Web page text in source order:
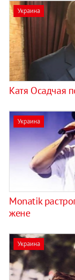
Украина
Катя Осадчая
Украина
Monatik
жене
Украина